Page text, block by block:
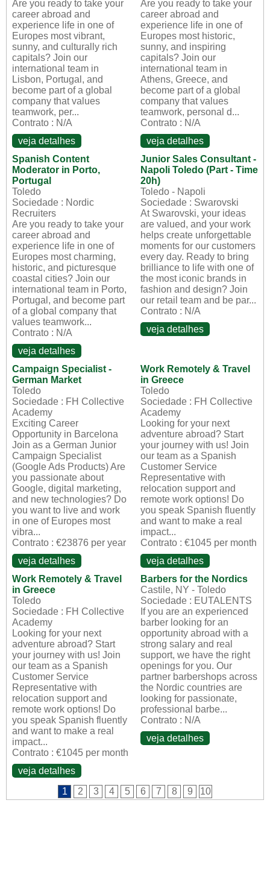
Are you ready to take your
career abroad and
experience life in one of
Europes most vibrant,
sunny, and culturally rich
capitals? Join our
international team in
Lisbon, Portugal, and
become part of a global
company that values
teamwork, per...
Contrato : N/A
veja detalhes
Are you ready to take your
career abroad and
experience life in one of
Europes most historic,
sunny, and inspiring
capitals? Join our
international team in
Athens, Greece, and
become part of a global
company that values
teamwork, personal d...
Contrato : N/A
veja detalhes
Spanish Content
Moderator in Porto,
Portugal
Toledo
Sociedade : Nordic
Recruiters
Are you ready to take your
career abroad and
experience life in one of
Europes most charming,
historic, and picturesque
coastal cities? Join our
international team in Porto,
Portugal, and become part
of a global company that
values teamwork...
Contrato : N/A
veja detalhes
Junior Sales Consultant -
Napoli Toledo (Part - Time
20h)
Toledo - Napoli
Sociedade : Swarovski
At Swarovski, your ideas
are valued, and your work
helps create unforgettable
moments for our customers
every day. Ready to bring
brilliance to life with one of
the most iconic brands in
fashion and design? Join
our retail team and be par...
Contrato : N/A
veja detalhes
Campaign Specialist -
German Market
Toledo
Sociedade : FH Collective
Academy
Exciting Career
Opportunity in Barcelona
Join as a German Junior
Campaign Specialist
(Google Ads Products) Are
you passionate about
Google, digital marketing,
and new technologies? Do
you want to live and work
in one of Europes most
vibra...
Contrato : €23876 per year
veja detalhes
Work Remotely & Travel
in Greece
Toledo
Sociedade : FH Collective
Academy
Looking for your next
adventure abroad? Start
your journey with us! Join
our team as a Spanish
Customer Service
Representative with
relocation support and
remote work options! Do
you speak Spanish fluently
and want to make a real
impact...
Contrato : €1045 per month
veja detalhes
Work Remotely & Travel
in Greece
Toledo
Sociedade : FH Collective
Academy
Looking for your next
adventure abroad? Start
your journey with us! Join
our team as a Spanish
Customer Service
Representative with
relocation support and
remote work options! Do
you speak Spanish fluently
and want to make a real
impact...
Contrato : €1045 per month
veja detalhes
Barbers for the Nordics
Castile, NY - Toledo
Sociedade : EUTALENTS
If you are an experienced
barber looking for an
opportunity abroad with a
strong salary and real
support, we have the right
openings for you. Our
partner barbershops across
the Nordic countries are
looking for passionate,
professional barbe...
Contrato : N/A
veja detalhes
1 2 3 4 5 6 7 8 9 10